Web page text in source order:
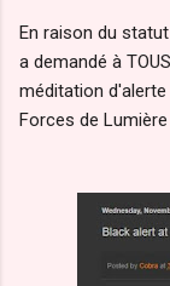
En raison du
a demandé à
méditation d'alerte
Forces de